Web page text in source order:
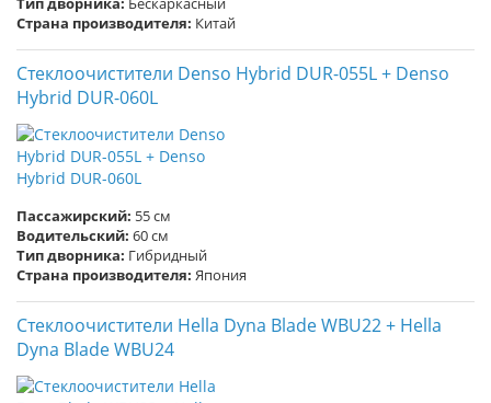
Страна производителя: Китай
Стеклоочистители Denso Hybrid DUR-055L + Denso
Hybrid DUR-060L
Пассажирский: 55 см
Водительский: 60 см
Тип дворника: Гибридный
Страна производителя: Япония
Стеклоочистители Hella Dyna Blade WBU22 + Hella
Dyna Blade WBU24